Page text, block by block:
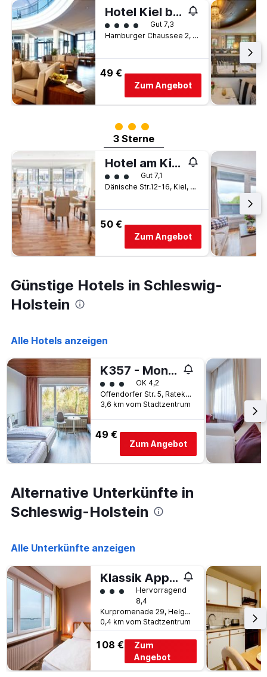
Hotel Kiel by Golden Tulip
Bewertungskategorie 4
Gut 7,3
Hamburger Chaussee 2, Kiel, Schleswig-Holstein, Deutschland
49 €
Zum Angebot
Bewertungskategorie 3
3 Sterne
Hotel am Kieler Schloss Kiel by Premiere Classe
Bewertungskategorie 3
Gut 7,1
Dänische Str.12-16, Kiel, Schleswig-Holstein, Deutschland
50 €
Zum Angebot
Günstige Hotels in Schleswig-
Holstein
Alle Hotels anzeigen
K357 - Monteurhotel Ostsee Lounge
Bewertungskategorie 3
OK 4,2
Offendorfer Str. 5, Ratekau, Schleswig-Holstein, Deutschland
3,6 km vom Stadtzentrum
49 €
Zum Angebot
Alternative Unterkünfte in
Schleswig-Holstein
Alle Unterkünfte anzeigen
Klassik Appartements
Bewertungskategorie 3
Hervorragend
8,4
Kurpromenade 29, Helgoland, Schleswig-Holstein, Deutschland
0,4 km vom Stadtzentrum
108 €
Zum
Angebot